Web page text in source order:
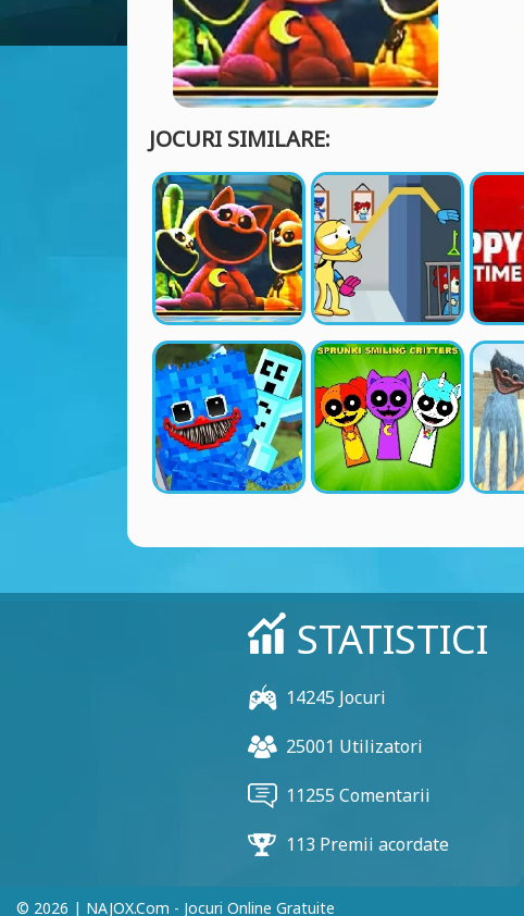
JOCURI SIMILARE:
STATISTICI
14245 Jocuri
25001 Utilizatori
11255 Comentarii
113 Premii acordate
© 2026 | NAJOX.com - Jocuri Online Gratuite